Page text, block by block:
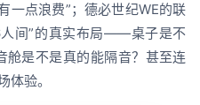
一点浪费”；德必世纪WE的联
人间”的真实布局——桌子是不
舱是不是真的能隔音？甚至连
体验。